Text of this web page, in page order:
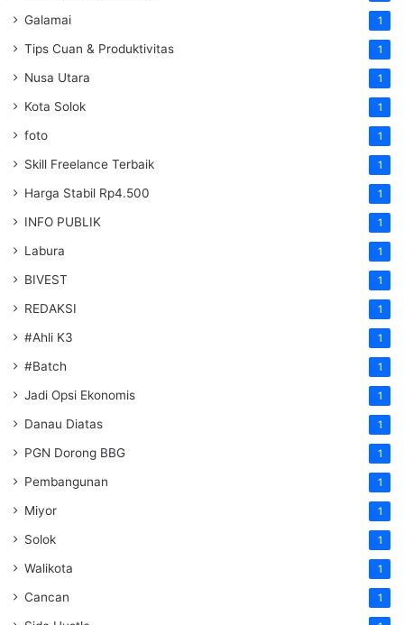
Galamai 1
Tips Cuan & Produktivitas 1
Nusa Utara 1
Kota Solok 1
foto 1
Skill Freelance Terbaik 1
Harga Stabil Rp4.500 1
INFO PUBLIK 1
Labura 1
BIVEST 1
REDAKSI 1
#Ahli K3 1
#Batch 1
Jadi Opsi Ekonomis 1
Danau Diatas 1
PGN Dorong BBG 1
Pembangunan 1
Miyor 1
Solok 1
Walikota 1
Cancan 1